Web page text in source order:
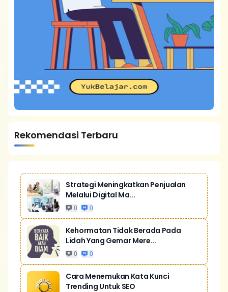
Rekomendasi Terbaru
Strategi Meningkatkan Penjualan
Melalui Digital Ma...
0 0
Kehormatan Tidak Berada Pada
Lidah Yang Gemar Mere...
0 0
Cara Menemukan Kata Kunci
Trending Untuk SEO